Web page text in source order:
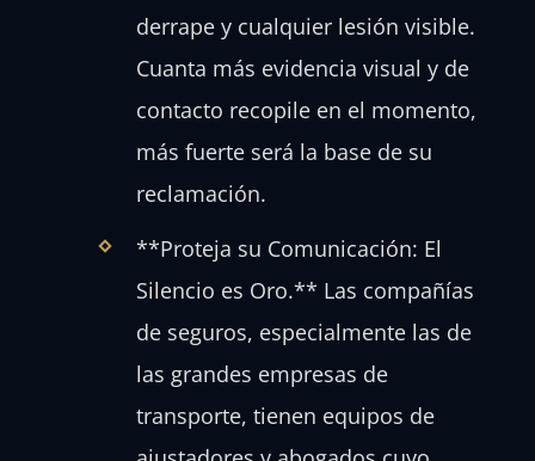
derrape y cualquier lesión visible.
Cuanta más evidencia visual y de
contacto recopile en el momento,
más fuerte será la base de su
reclamación.
**Proteja su Comunicación: El
Silencio es Oro.** Las compañías
de seguros, especialmente las de
las grandes empresas de
transporte, tienen equipos de